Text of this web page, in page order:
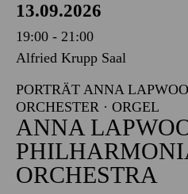
13.09.2026
19:00 - 21:00
Alfried Krupp Saal
PORTRÄT ANNA
RCHESTER · ORGEL
ANNA
ORCHESTRA